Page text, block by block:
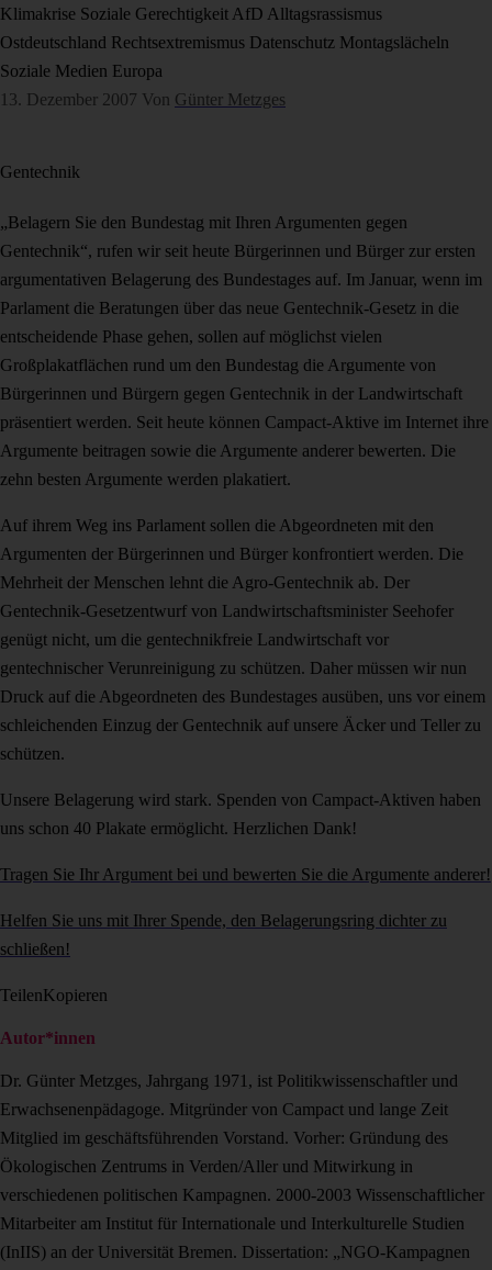
Klimakrise Soziale Gerechtigkeit AfD Alltagsrassismus
Ostdeutschland Rechtsextremismus Datenschutz Montagslächeln
Soziale Medien Europa
13. Dezember 2007 Von Günter Metzges
Gentechnik
„Belagern Sie den Bundestag mit Ihren Argumenten gegen
Gentechnik“, rufen wir seit heute Bürgerinnen und Bürger zur ersten
argumentativen Belagerung des Bundestages auf. Im Januar, wenn im
Parlament die Beratungen über das neue Gentechnik-Gesetz in die
entscheidende Phase gehen, sollen auf möglichst vielen
Großplakatflächen rund um den Bundestag die Argumente von
Bürgerinnen und Bürgern gegen Gentechnik in der Landwirtschaft
präsentiert werden. Seit heute können Campact-Aktive im Internet ihre
Argumente beitragen sowie die Argumente anderer bewerten. Die
zehn besten Argumente werden plakatiert.
Auf ihrem Weg ins Parlament sollen die Abgeordneten mit den
Argumenten der Bürgerinnen und Bürger konfrontiert werden. Die
Mehrheit der Menschen lehnt die Agro-Gentechnik ab. Der
Gentechnik-Gesetzentwurf von Landwirtschaftsminister Seehofer
genügt nicht, um die gentechnikfreie Landwirtschaft vor
gentechnischer Verunreinigung zu schützen. Daher müssen wir nun
Druck auf die Abgeordneten des Bundestages ausüben, uns vor einem
schleichenden Einzug der Gentechnik auf unsere Äcker und Teller zu
schützen.
Unsere Belagerung wird stark. Spenden von Campact-Aktiven haben
uns schon 40 Plakate ermöglicht. Herzlichen Dank!
Tragen Sie Ihr Argument bei und bewerten Sie die Argumente anderer!
Helfen Sie uns mit Ihrer Spende, den Belagerungsring dichter zu
schließen!
TeilenKopieren
Autor*innen
Dr. Günter Metzges, Jahrgang 1971, ist Politikwissenschaftler und
Erwachsenenpäda­goge. Mitgründer von Campact und lange Zeit
Mitglied im geschäftsführenden Vorstand. Vorher: Gründung des
Ökologischen Zentrums in Verden/Aller und Mitwirkung in
verschiedenen politischen Kampagnen. 2000-2003 Wissenschaftlicher
Mitarbeiter am Institut für Internationale und Interkulturelle Studien
(InIIS) an der Universität Bremen. Dissertation: „NGO-Kampagnen